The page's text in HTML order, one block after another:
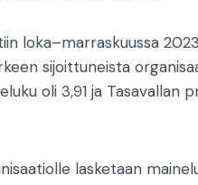
loka–marraskuussa
sijoittuneista
oli 3,91 ja Tasavallan
lasketaan